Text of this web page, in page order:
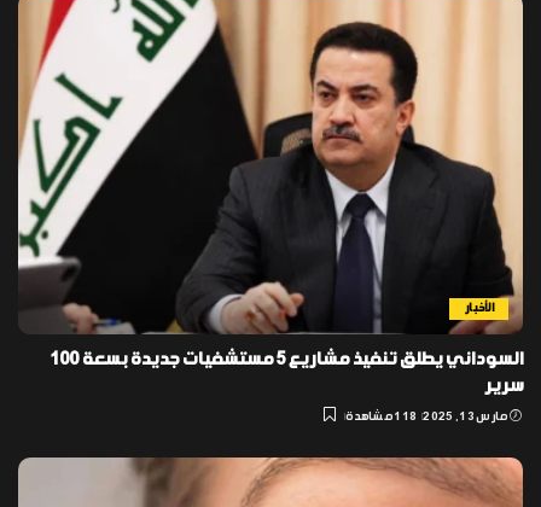
الأخبار
السوداني يطلق تنفيذ مشاريع 5 مستشفيات جديدة بسعة 100
سرير
مارس 13, 2025 118 مشاهدة